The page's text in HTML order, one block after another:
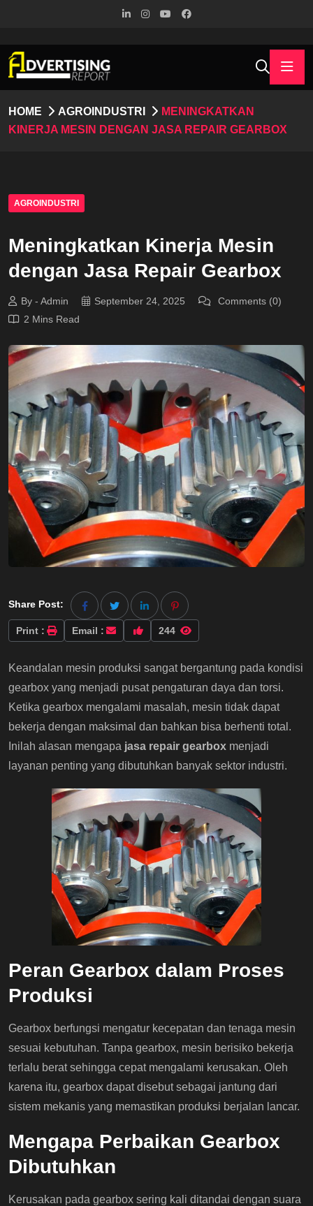
HOME AGROINDUSTRI
MENINGKATKAN
KINERJA MESIN DENGAN JASA REPAIR GEARBOX
AGROINDUSTRI
Meningkatkan Kinerja Mesin
dengan Jasa Repair Gearbox
By - Admin September 24, 2025
Comments (0)
2 Mins Read
Share Post:
Print : Email : 244
Keandalan mesin produksi sangat bergantung pada kondisi
gearbox yang menjadi pusat pengaturan daya dan torsi.
Ketika gearbox mengalami masalah, mesin tidak dapat
bekerja dengan maksimal dan bahkan bisa berhenti total.
Inilah alasan mengapa jasa repair gearbox menjadi
layanan penting yang dibutuhkan banyak sektor industri.
Peran Gearbox dalam Proses
Produksi
Gearbox berfungsi mengatur kecepatan dan tenaga mesin
sesuai kebutuhan. Tanpa gearbox, mesin berisiko bekerja
terlalu berat sehingga cepat mengalami kerusakan. Oleh
karena itu, gearbox dapat disebut sebagai jantung dari
sistem mekanis yang memastikan produksi berjalan lancar.
Mengapa Perbaikan Gearbox
Dibutuhkan
Kerusakan pada gearbox sering kali ditandai dengan suara